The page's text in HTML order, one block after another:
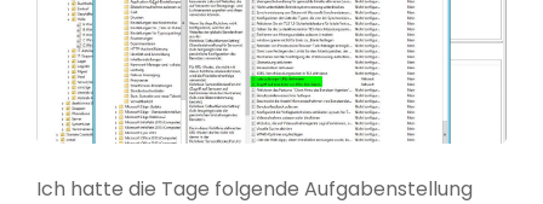
Ich hatte die Tage folgende Aufgabenstellung